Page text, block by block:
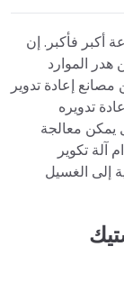
أكبر فأكبر. إن
هدر الموارد
مصانع إعادة تدوير
تدويره
يمكن معالجة
آلة تكوير
إلى الغسيل